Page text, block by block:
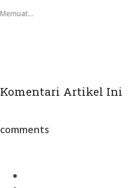
Memuat...
Komentari Artikel Ini
comments